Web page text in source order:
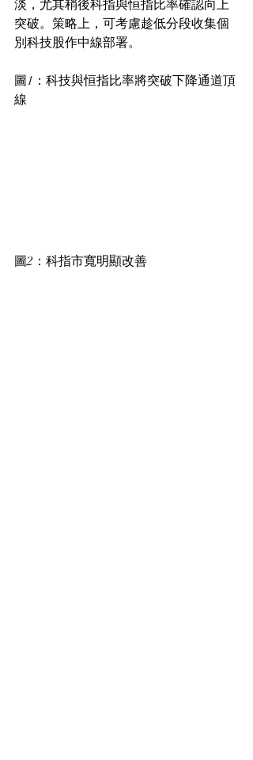
淡，尤其稍後科指與恒指比率確認向上
突破。策略上，可考慮趁低分段收集個
別科技股作中線部署。
圖1：科技與恒指比率將突破下降通道頂
線
圖2：科指市寬明顯改善